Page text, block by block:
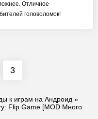
Отличное
головоломок!
3
к играм на Андроид »
Flip Game [MOD Много